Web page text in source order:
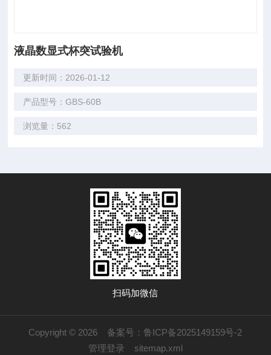
液晶数显式杯突试验机
更新时间：2026-01-12
产品型号：GBS-60B
浏览量：562
扫码加微信
Copyright © 2026 备案号：鲁ICP备2025149159号-2
管理登录
sitemap.xml